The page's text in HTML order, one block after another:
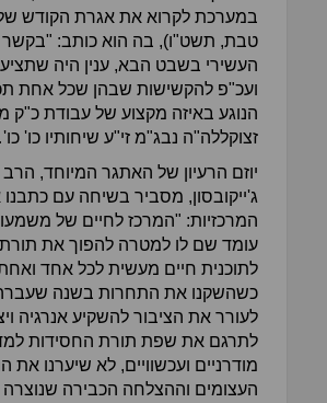
במערכת לקרוא את אגרת הקודש
טבת, תשט"ו), בה הוא כותב: "בקשר
העשירי בשבט הבא, ענין היה
ועכ"פ להקשישות שבהן שכל אחת
הנוגע באיזה מקצוע של עבודת כ"ק
זצוקללה"ה נבג"מ זי"ע שיחותיו כו'
יוזם הרעיון של האתגר המיוחד, הרב
ג'ייקובסון, מסביר בשיחה עם
המרכזיות: "המרכז לחיים של
עומד שם לו למטרה להפוך את
לתוכנית חיים מעשית לכל אחד
כשהשקנו את התחרות בשנה
לעורר את הציבור להשקיע אנרגיה
לתרגם את שפת תורת החסידות
מודרניים ועכשוויים, לא שיערנו את
העצומים וההצלחה הכבירה